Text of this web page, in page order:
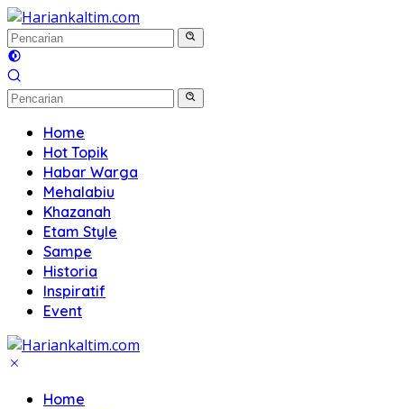
Langsung
ke
konten
Home
Hot Topik
Habar Warga
Mehalabiu
Khazanah
Etam Style
Sampe
Historia
Inspiratif
Event
Home